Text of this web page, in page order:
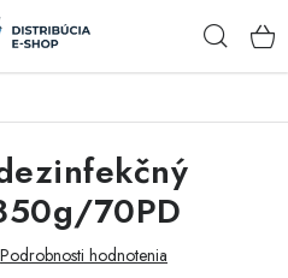
70PD
Podrobnosti hodnotenia